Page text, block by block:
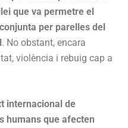
que va permetre el
per parelles del
. No obstant, encara
violència i rebuig cap a
internacional de
humans que afecten